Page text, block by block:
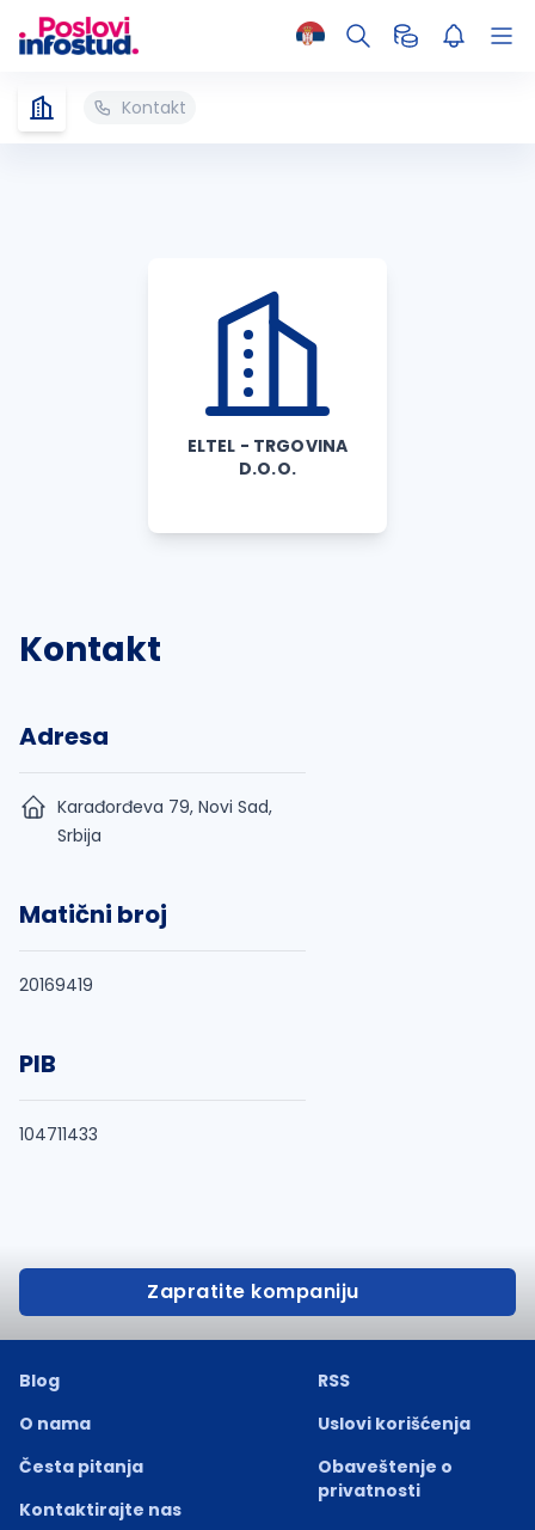
Kontakt
ELTEL - TRGOVINA
D.O.O.
Kontakt
Adresa
Karađorđeva 79, Novi Sad,
Srbija
Matični broj
20169419
PIB
104711433
Zapratite kompaniju
Blog
O nama
Česta pitanja
Kontaktirajte nas
RSS
Uslovi korišćenja
Obaveštenje o
privatnosti